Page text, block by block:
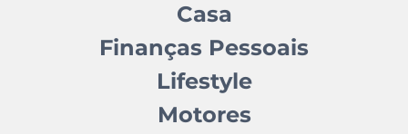
Casa
Finanças Pessoais
Lifestyle
Motores